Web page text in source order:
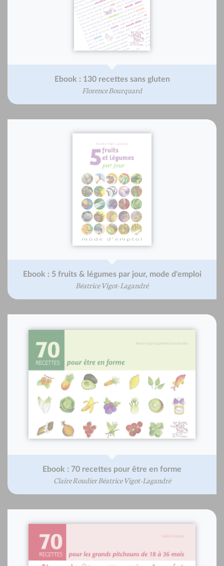
Ebook : 130 recettes sans gluten
Florence Bourquard
Ebook : 5 fruits & légumes par jour, mode d'emploi
Béatrice Vigot-Lagandré
Ebook : 70 recettes pour être en forme
Claire Roudier Béatrice Vigot-Lagandré